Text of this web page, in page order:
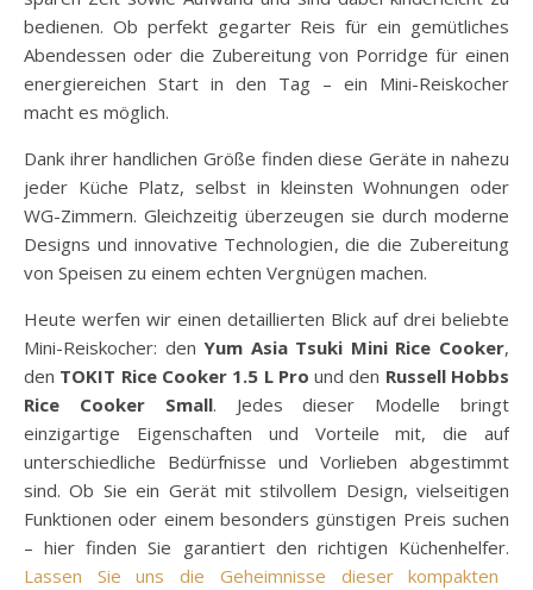
bedienen. Ob perfekt gegarter Reis für ein gemütliches
Abendessen oder die Zubereitung von Porridge für einen
energiereichen Start in den Tag – ein Mini-Reiskocher
macht es möglich.
Dank ihrer handlichen Größe finden diese Geräte in nahezu
jeder Küche Platz, selbst in kleinsten Wohnungen oder
WG-Zimmern. Gleichzeitig überzeugen sie durch moderne
Designs und innovative Technologien, die die Zubereitung
von Speisen zu einem echten Vergnügen machen.
Heute werfen wir einen detaillierten Blick auf drei beliebte
Mini-Reiskocher: denYum Asia Tsuki Mini Rice Cooker,
den TOKIT Rice Cooker 1.5 L Pro und den Russell Hobbs
Rice Cooker Small. Jedes dieser Modelle bringt
einzigartige Eigenschaften und Vorteile mit, die auf
unterschiedliche Bedürfnisse und Vorlieben abgestimmt
sind. Ob Sie ein Gerät mit stilvollem Design, vielseitigen
Funktionen oder einem besonders günstigen Preis suchen
– hier finden Sie garantiert den richtigen Küchenhelfer.
Lassen Sie uns die Geheimnisse dieser kompakten